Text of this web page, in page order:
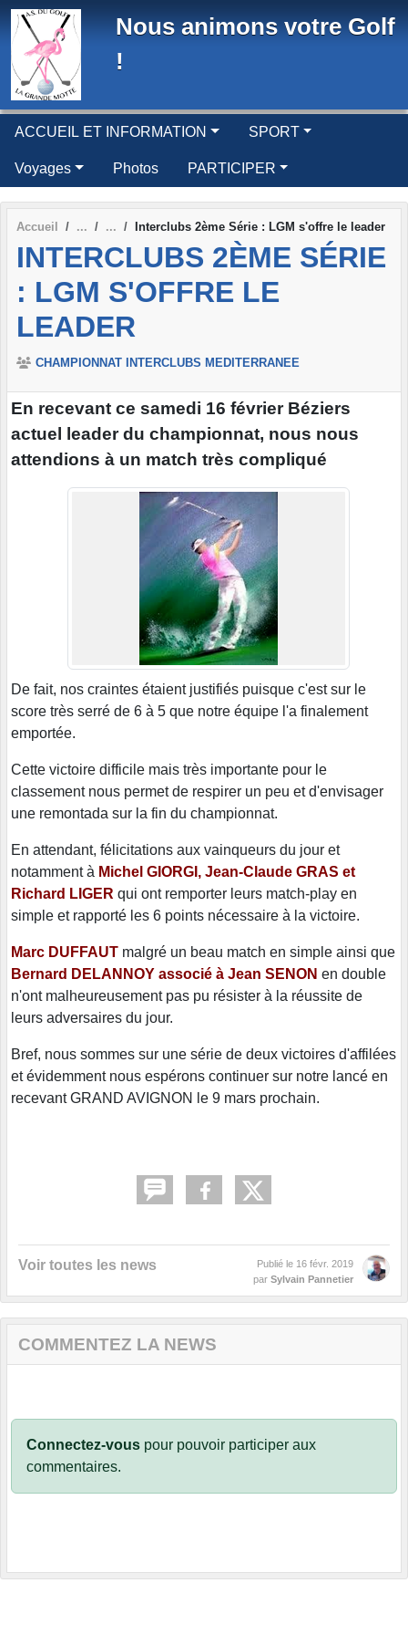
Nous animons votre Golf
!
ACCUEIL ET INFORMATION SPORT
Voyages Photos PARTICIPER
Accueil Interclubs 2ème Série : LGM s'offre le leader
INTERCLUBS 2ÈME SÉRIE
: LGM S'OFFRE LE
LEADER
CHAMPIONNAT INTERCLUBS MEDITERRANEE
En recevant ce samedi 16 février Béziers
actuel leader du championnat, nous nous
attendions à un match très compliqué
De fait, nos craintes étaient justifiés puisque c'est sur le
score très serré de 6 à 5 que notre équipe l'a finalement
emportée.
Cette victoire difficile mais très importante pour le
classement nous permet de respirer un peu et d'envisager
une remontada sur la fin du championnat.
En attendant, félicitations aux vainqueurs du jour et
notamment à Michel GIORGI, Jean-Claude GRAS et
Richard LIGER qui ont remporter leurs match-play en
simple et rapporté les 6 points nécessaire à la victoire.
Marc DUFFAUT malgré un beau match en simple ainsi que
Bernard DELANNOY associé à Jean SENON en double
n'ont malheureusement pas pu résister à la réussite de
leurs adversaires du jour.
Bref, nous sommes sur une série de deux victoires d'affilées
et évidemment nous espérons continuer sur notre lancé en
recevant GRAND AVIGNON le 9 mars prochain.
Voir toutes les news Publié le 16 févr. 2019
par Sylvain Pannetier
COMMENTEZ LA NEWS
Connectez-vous pour pouvoir participer aux
commentaires.
Panneau de gestion des cookies